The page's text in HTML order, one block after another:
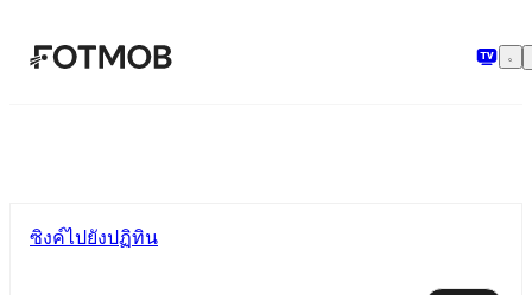
ข้ามไปยังเนื้อหาหลัก
ซิงค์ไปยังปฏิทิน